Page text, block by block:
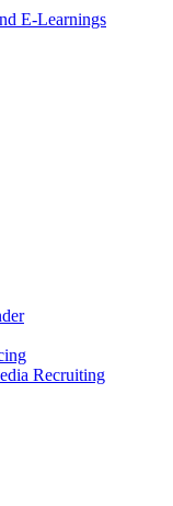
E-Learnings
Recruiting